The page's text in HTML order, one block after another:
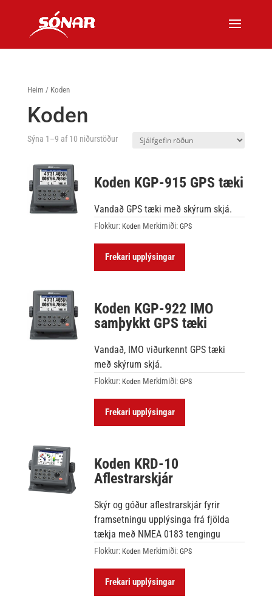
Heim / Koden
Koden
Sýna 1–9 af 10 niðurstöður
Koden KGP-915 GPS tæki
Vandað GPS tæki með skýrum skjá.
Flokkur: Koden Merkimiði:GPS
Frekari upplýsingar
Koden KGP-922 IMO
samþykkt GPS tæki
Vandað, IMO viðurkennt GPS tæki
með skýrum skjá.
Flokkur: Koden Merkimiði:GPS
Frekari upplýsingar
Koden KRD-10
Aflestrarskjár
Skýr og góður aflestrarskjár fyrir
framsetningu upplýsinga frá fjölda
tækja með NMEA 0183 tengingu
Flokkur: Koden Merkimiði:GPS
Frekari upplýsingar